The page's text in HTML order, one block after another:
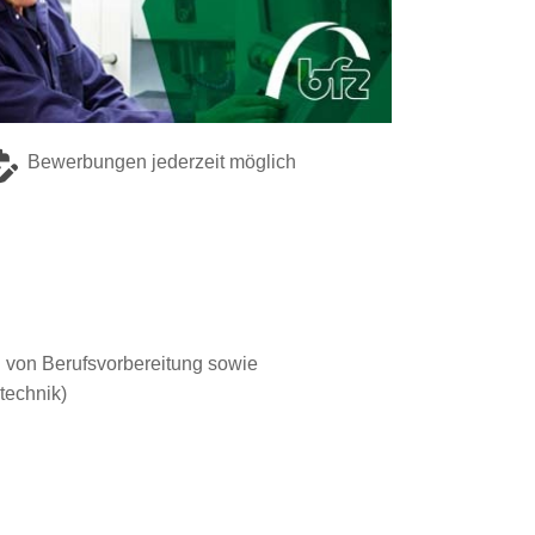
Bewerbungen jederzeit möglich
Berufsvorbereitung sowie